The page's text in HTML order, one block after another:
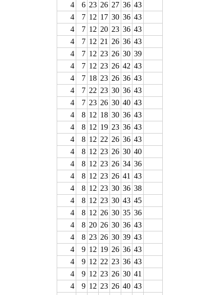
4
6 23 26 27 36 43
4
7 12 17 30 36 43
4
7 12 20 23 36 43
4
7 12 21 26 36 43
4
7 12 23 26 30 39
4
7 12 23 26 42 43
4
7 18 23 26 36 43
4
7 22 23 30 36 43
4
7 23 26 30 40 43
4
8 12 18 30 36 43
4
8 12 19 23 36 43
4
8 12 22 26 36 43
4
8 12 23 26 30 40
4
8 12 23 26 34 36
4
8 12 23 26 41 43
4
8 12 23 30 36 38
4
8 12 23 30 43 45
4
8 12 26 30 35 36
4
8 20 26 30 36 43
4
8 23 26 30 39 43
4
9 12 19 26 36 43
4
9 12 22 23 36 43
4
9 12 23 26 30 41
4
9 12 23 26 40 43